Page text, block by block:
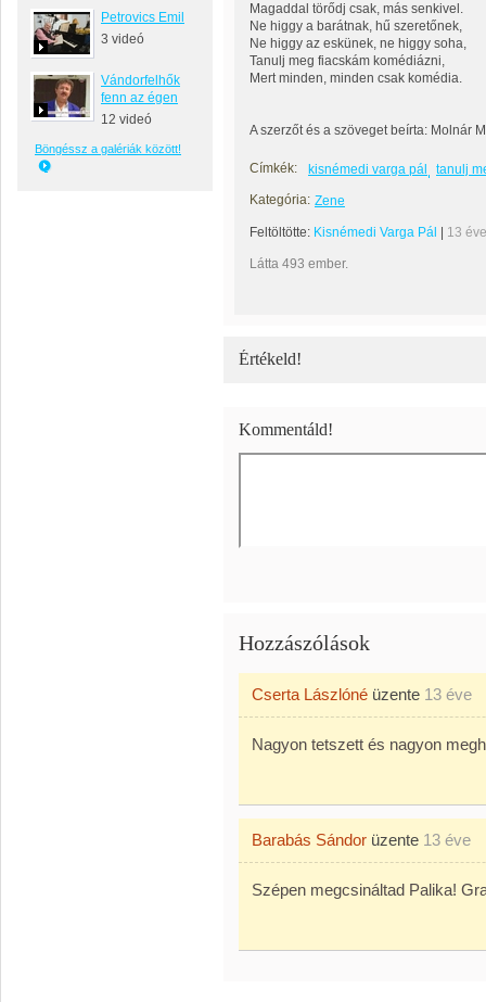
Petrovics Emil
3 videó
Vándorfelhők
fenn az égen
12 videó
Böngéssz a galériák között!
Magaddal törődj csak, más senkivel.
Ne higgy a barátnak, hű szeretőnek,
Ne higgy az eskünek, ne higgy soha,
Tanulj meg fiacskám komédiázni,
Mert minden, minden csak komédia.
A szerzőt és a szöveget beírta: Molnár
Címkék: kisnémedi varga pál
tanulj
Kategória: Zene
Feltöltötte: Kisnémedi Varga Pál 13 éve
Látta 493 ember.
Értékeld!
Kommentáld!
Hozzászólások
Cserta Lászlóné üzente 13 éve
Nagyon tetszett és nagyon
Barabás Sándor üzente 13 éve
Szépen megcsináltad Palika!